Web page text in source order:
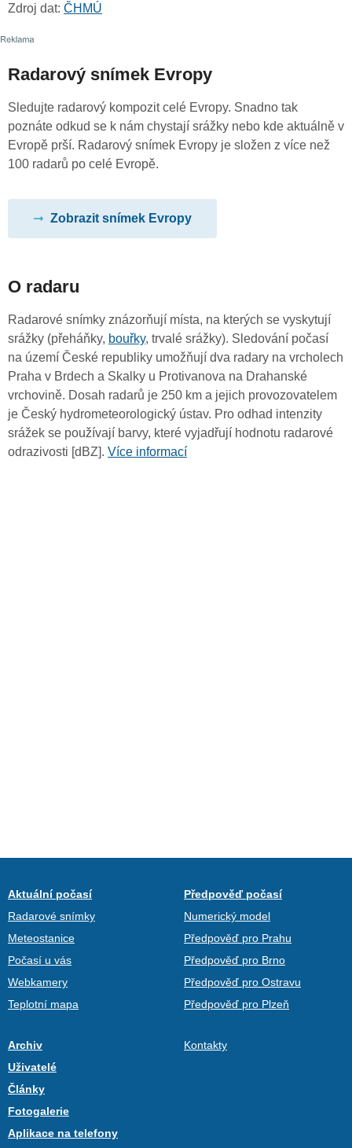
Zdroj dat: ČHMÚ
Radarový snímek Evropy
Sledujte radarový kompozit celé Evropy. Snadno tak
poznáte odkud se k nám chystají srážky nebo kde aktuálně v
Evropě prší. Radarový snímek Evropy je složen z více než
100 radarů po celé Evropě.
Zobrazit snímek Evropy
O radaru
Radarové snímky znázorňují místa, na kterých se vyskytují
srážky (přeháňky, bouřky, trvalé srážky). Sledování počasí
na území České republiky umožňují dva radary na vrcholech
Praha v Brdech a Skalky u Protivanova na Drahanské
vrchovině. Dosah radarů je 250 km a jejich provozovatelem
je Český hydrometeorologický ústav. Pro odhad intenzity
srážek se používají barvy, které vyjadřují hodnotu radarové
odrazivosti [dBZ]. Více informací
Aktuální počasí
Radarové snímky
Meteostanice
Počasí u vás
Webkamery
Teplotní mapa
Předpověď počasí
Numerický model
Předpověď pro Prahu
Předpověď pro Brno
Předpověď pro Ostravu
Předpověď pro Plzeň
Archiv
Uživatelé
Články
Fotogalerie
Aplikace na telefony
Kontakty